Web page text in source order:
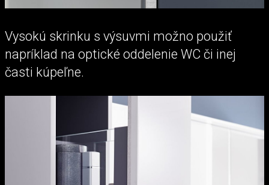
Vysokú skrinku s výsuvmi možno použiť
napríklad na optické oddelenie WC či inej
časti kúpeľne.